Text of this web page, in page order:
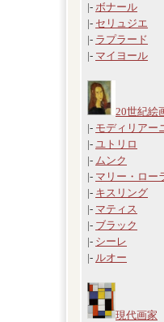
|- ボナール
|- セリュジエ
|- ラプラード
|- マイヨール
20世紀絵
|- モディリアー
|- ユトリロ
|- ムンク
|- マリー・ロー
|- キスリング
|- マティス
|- ブラック
|- シーレ
|- ルオー
現代画家